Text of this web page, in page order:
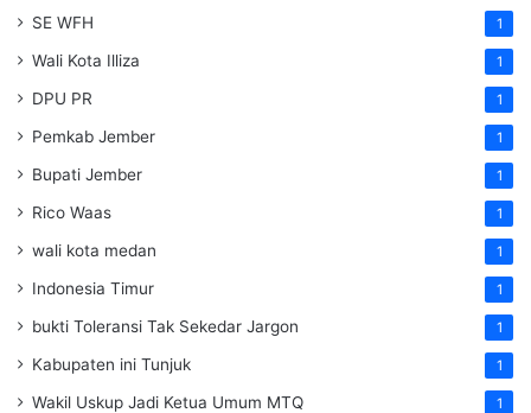
SE WFH 1
Wali Kota Illiza 1
DPU PR 1
Pemkab Jember 1
Bupati Jember 1
Rico Waas 1
wali kota medan 1
Indonesia Timur 1
bukti Toleransi Tak Sekedar Jargon 1
Kabupaten ini Tunjuk 1
Wakil Uskup Jadi Ketua Umum MTQ 1